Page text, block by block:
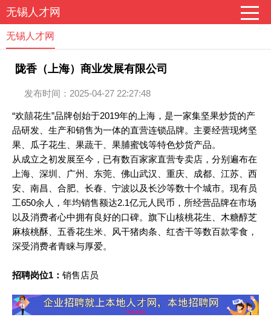
无锡人才网
无锡人才网
陇香（上海）商业发展有限公司
发布时间：2025-04-27 22:27:48
“欢囍花生”品牌创始于2019年的上海，是一家集坚果炒货的产
品研发、生产和销售为一体的直营连锁品牌。主要经营现烤坚
果、瓜子花生、果蔬干、果脯蜜饯等特色炒货产品。
从成立之初发展至今，已有数百家家直营专卖店，分别遍布在
上海、深圳、广州、东莞、佛山武汉、重庆、成都、江苏、西
安、南昌、合肥、长春、宁波以及长沙等数十个城市。现有员
工650余人，年均销售额达2.1亿元人民币，所经营品牌在市场
以及消费者心中拥有良好的口碑。旗下山核桃花生、木糖醇芝
麻核桃酥、五香花生米、风干猪肉条、红杏干等数百款零食，
深受消费者青睐与厚爱。
招聘岗位1： 销售店员